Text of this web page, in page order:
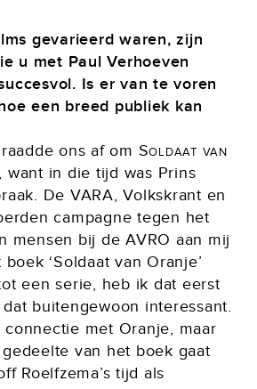
gevarieerd waren, zijn
u met Paul Verhoeven
Is er van te voren
een breed publiek kan
ons af om Soldaat van
want in die tijd was Prins
De VARA, Volkskrant en
campagne tegen het
mensen bij de AVRO aan mij
‘Soldaat van Oranje’
een serie, heb ik dat eerst
buitengewoon interessant.
met Oranje, maar
van het boek gaat
Roelfzema’s tijd als